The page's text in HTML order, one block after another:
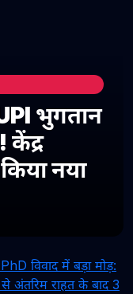
भुगतान
नया